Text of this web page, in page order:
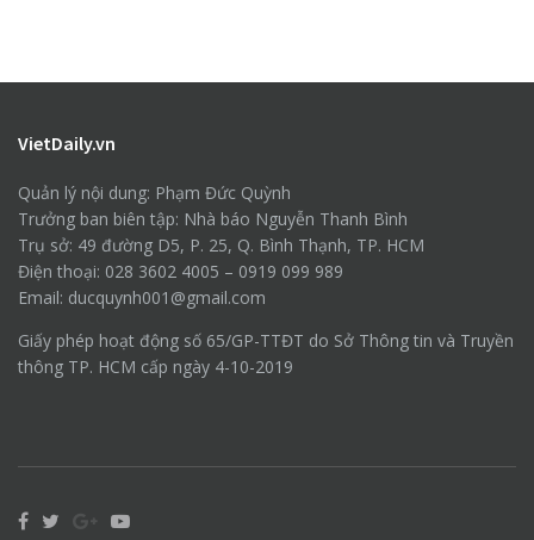
VietDaily.vn
Quản lý nội dung: Phạm Đức Quỳnh
Trưởng ban biên tập: Nhà báo Nguyễn Thanh Bình
Trụ sở: 49 đường D5, P. 25, Q. Bình Thạnh, TP. HCM
Điện thoại: 028 3602 4005 – 0919 099 989
Email: ducquynh001@gmail.com
Giấy phép hoạt động số 65/GP-TTĐT do Sở Thông tin và Truyền
thông TP. HCM cấp ngày 4-10-2019